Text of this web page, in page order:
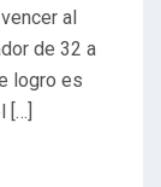
al
de 32 a
logro es
[…]